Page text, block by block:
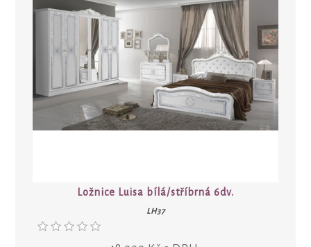
Ložnice Luisa bílá/stříbrná 6dv.
LH37